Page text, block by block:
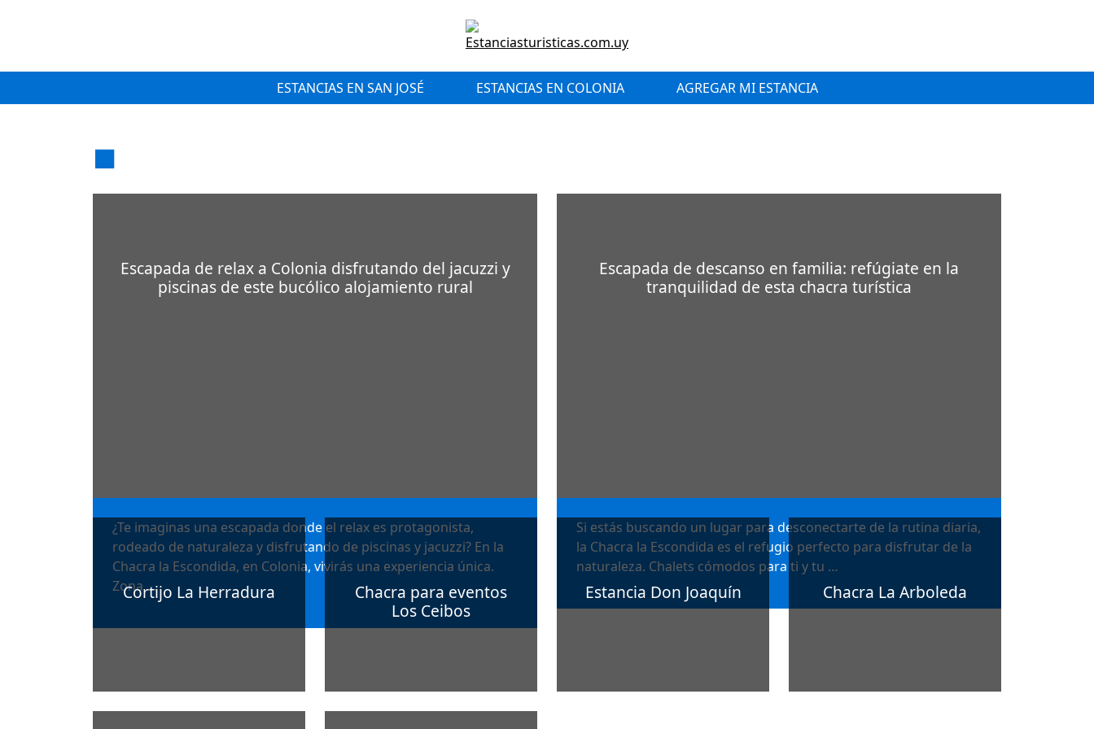
ESTANCIAS EN SAN JOSÉ ESTANCIAS EN COLONIA AGREGAR MI ESTANCIA
Escapada de relax a Colonia disfrutando del jacuzzi y
piscinas de este bucólico alojamiento rural
¿Te imaginas una escapada donde el relax es protagonista,
rodeado de naturaleza y disfrutando de piscinas y jacuzzi? En la
Chacra la Escondida, en Colonia, vivirás una experiencia única.
Zona …
Escapada de descanso en familia: refúgiate en la
tranquilidad de esta chacra turística
Si estás buscando un lugar para desconectarte de la rutina diaria,
la Chacra la Escondida es el refugio perfecto para disfrutar de la
naturaleza. Chalets cómodos para ti y tu …
Cortijo La Herradura
Chacra para eventos
Los Ceibos
Estancia Don Joaquín Chacra La Arboleda